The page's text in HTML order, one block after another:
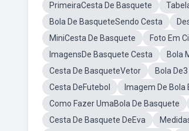
PrimeiraCesta De Basquete
Bola De BasqueteSendo Cesta
MiniCesta De Basquete
Foto Em
ImagensDe Basquete Cesta
Bola
Cesta De BasqueteVetor
Bola
Cesta DeFutebol
Imagem De Bola
Como Fazer UmaBola De Basquete
Cesta De Basquete DeEva